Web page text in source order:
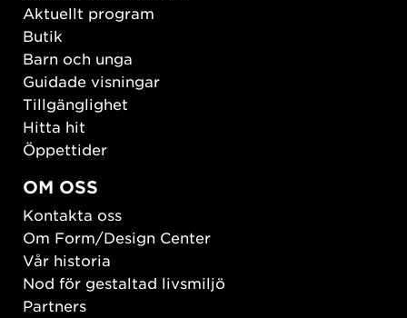
Aktuellt program
Butik
Barn och unga
Guidade visningar
Tillgänglighet
Hitta hit
Öppettider
OM OSS
Kontakta oss
Om Form/Design Center
Vår historia
Nod för gestaltad livsmiljö
Partners